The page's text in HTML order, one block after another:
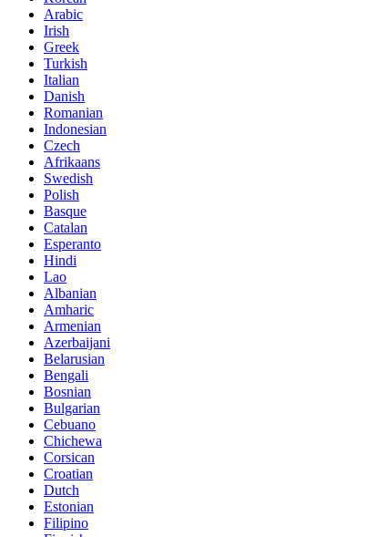
Arabic
Irish
Greek
Turkish
Italian
Danish
Romanian
Indonesian
Czech
Afrikaans
Swedish
Polish
Basque
Catalan
Esperanto
Hindi
Lao
Albanian
Amharic
Armenian
Azerbaijani
Belarusian
Bengali
Bosnian
Bulgarian
Cebuano
Chichewa
Corsican
Croatian
Dutch
Estonian
Filipino